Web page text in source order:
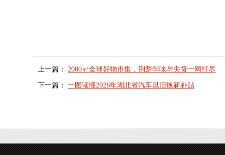
上一篇： 2000㎡全球好物市集，荆楚年味与尖货一网打尽
下一篇： 一图读懂2026年湖北省汽车以旧换新补贴